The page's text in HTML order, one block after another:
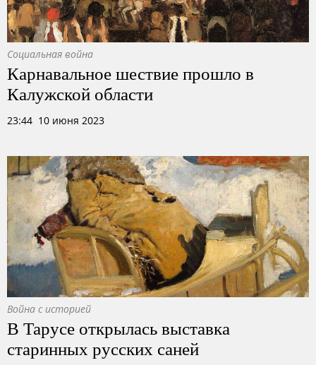
Социальная война
Карнавальное шествие прошло в
Калужской области
23:44 10 июня 2023
Война с историей
В Тарусе открылась выставка
старинных русских саней